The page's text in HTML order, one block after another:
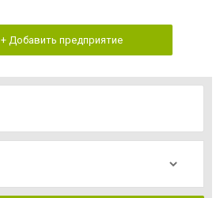
+ Добавить предприятие